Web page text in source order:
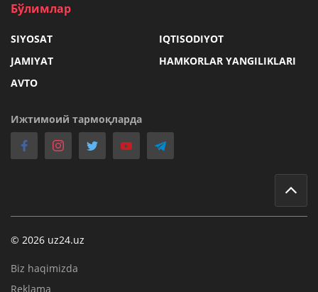
Бўлимлар
SIYOSAT
IQTISODIYOT
JAMIYAT
HAMKORLAR YANGILIKLARI
AVTO
Ижтимоий тармоқларда
© 2026 uz24.uz
Biz haqimizda
Reklama